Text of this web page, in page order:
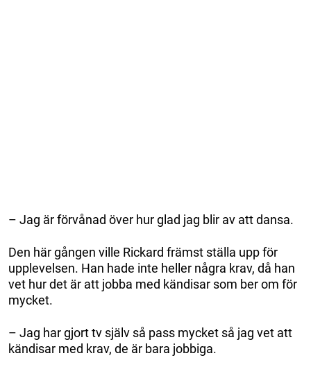
– Jag är förvånad över hur glad jag blir av att dansa.
Den här gången ville Rickard främst ställa upp för
upplevelsen. Han hade inte heller några krav, då han
vet hur det är att jobba med kändisar som ber om för
mycket.
– Jag har gjort tv själv så pass mycket så jag vet att
kändisar med krav, de är bara jobbiga.